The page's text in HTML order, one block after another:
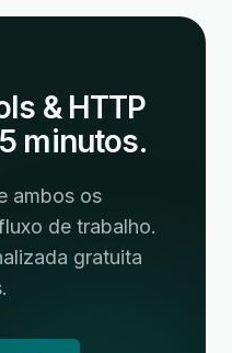
& HTTP
minutos.
ambos os
de trabalho.
gratuita